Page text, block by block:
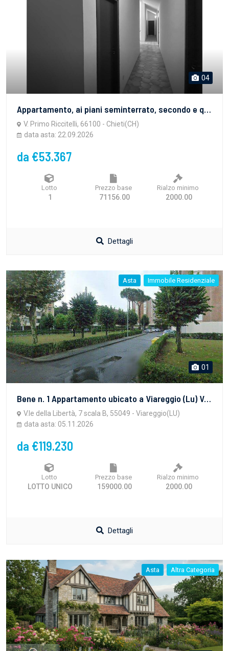
04
Appartamento, ai piani seminterrato, secondo e quinto, di piena proprietà, contraddistinto al N.C.E.U. al foglio 32, particella 296, subalterno 5, della consistenza catastale di 7,5 vani, categoria catastale A/2, rendita Euro 755,32.L’unità immobiliare è situata all’interno di un fabbricato ad uso residenziale, costituito da più unità immobiliari disposte su complessivi sei livelli. L’accesso avviene da una corte comune direttamente accessibile dalla strada pubblica.
V. Primo Riccitelli, 66100 - Chieti(CH)
data asta: 22.09.2026
da €53.367
Lotto
1
Prezzo base
71156.00
Rialzo minimo
2000.00
Dettagli
Asta Immobile Residenziale
01
Bene n. 1 Appartamento ubicato a Viareggio (Lu) V.le della Libertà, 7 scala B piano 4- Unità immobiliare a destinazione residenziale posta al quarto piano di più ampio fabbricato condominiale di 6 piani compreso piano terra, costituito da tre corpi scala ciascuno con androne ed ascensoreBene n. 2 Posto auto a comune ubicato a Viareggio (Lu) V.le della Libertà,7 scala B piano T accessibile da resede comune con accesso diretto da strada comunale
V.le della Libertà, 7 scala B, 55049 - Viareggio(LU)
data asta: 05.11.2026
da €119.230
Lotto
LOTTO UNICO
Prezzo base
159000.00
Rialzo minimo
2000.00
Dettagli
Asta Altra Categoria